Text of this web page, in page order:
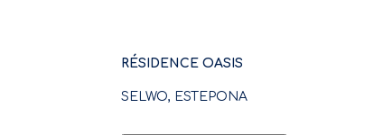
RÉSIDENCE OASIS
SELWO, ESTEPONA